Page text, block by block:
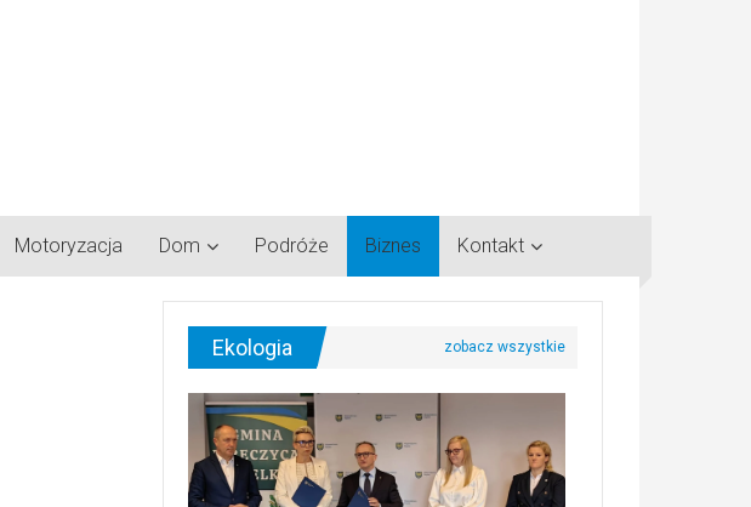
Motoryzacja Dom Podróże Biznes Kontakt
Ekologia